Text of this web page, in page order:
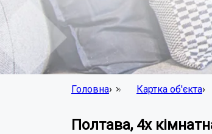
Головна› Картка об'єкта›
Полтава, 4x